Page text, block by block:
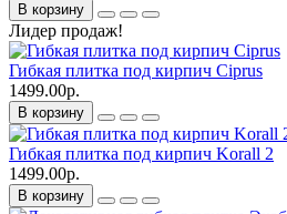
В корзину
Лидер продаж!
Гибкая плитка под кирпич Ciprus
1499.00р.
В корзину
Гибкая плитка под кирпич Korall 2
1499.00р.
В корзину